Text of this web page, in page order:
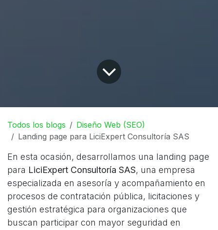
Todos los blogs
Diseño Web (SEO)
Landing page para LiciExpert Consultoría SAS
En esta ocasión, desarrollamos una landing page
para LiciExpert Consultoría SAS, una empresa
especializada en asesoría y acompañamiento en
procesos de contratación pública, licitaciones y
gestión estratégica para organizaciones que
buscan participar con mayor seguridad en